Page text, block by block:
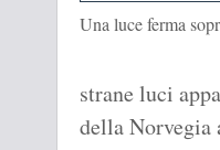
Una luce ferma
strane luci
della Norvegia